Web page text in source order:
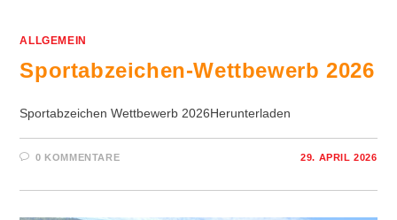
ALLGEMEIN
Sportabzeichen-Wettbewerb 2026
Sportabzeichen Wettbewerb 2026Herunterladen
0 KOMMENTARE 29. APRIL 2026